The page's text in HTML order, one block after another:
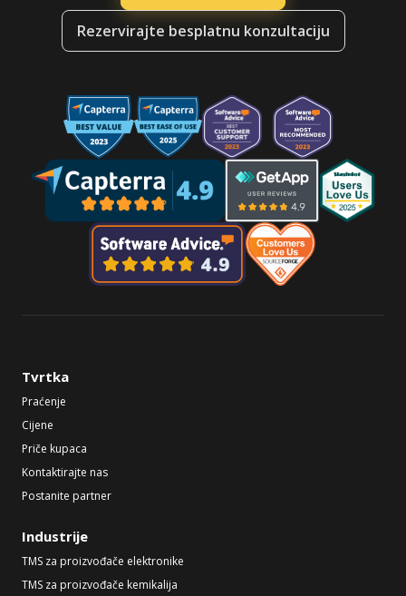
Rezervirajte besplatnu konzultaciju
Tvrtka
Praćenje
Cijene
Priče kupaca
Kontaktirajte nas
Postanite partner
Industrije
TMS za proizvođače elektronike
TMS za proizvođače kemikalija